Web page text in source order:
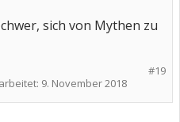
sich von Mythen zu
#19
9. November 2018